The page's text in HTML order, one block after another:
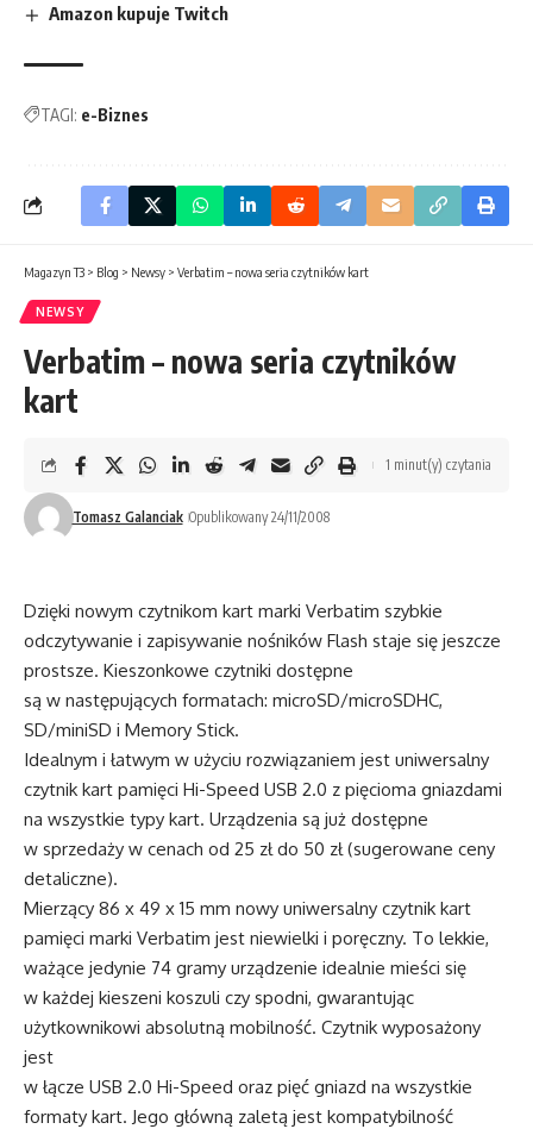
Amazon kupuje Twitch
TAGI: e-Biznes
Magazyn T3 > Blog > Newsy > Verbatim – nowa seria czytników kart
NEWSY
Verbatim – nowa seria czytników
kart
Tomasz Galanciak Opublikowany 24/11/2008
1 minut(y) czytania
Dzięki nowym czytnikom kart marki Verbatim szybkie
odczytywanie i zapisywanie nośników Flash staje się jeszcze
prostsze. Kieszonkowe czytniki dostępne
są w następujących formatach: microSD/microSDHC,
SD/miniSD i Memory Stick.
Idealnym i łatwym w użyciu rozwiązaniem jest uniwersalny
czytnik kart pamięci Hi-Speed USB 2.0 z pięcioma gniazdami
na wszystkie typy kart. Urządzenia są już dostępne
w sprzedaży w cenach od 25 zł do 50 zł (sugerowane ceny
detaliczne).
Mierzący 86 x 49 x 15 mm nowy uniwersalny czytnik kart
pamięci marki Verbatim jest niewielki i poręczny. To lekkie,
ważące jedynie 74 gramy urządzenie idealnie mieści się
w każdej kieszeni koszuli czy spodni, gwarantując
użytkownikowi absolutną mobilność. Czytnik wyposażony
jest
w łącze USB 2.0 Hi-Speed oraz pięć gniazd na wszystkie
formaty kart. Jego główną zaletą jest kompatybilność